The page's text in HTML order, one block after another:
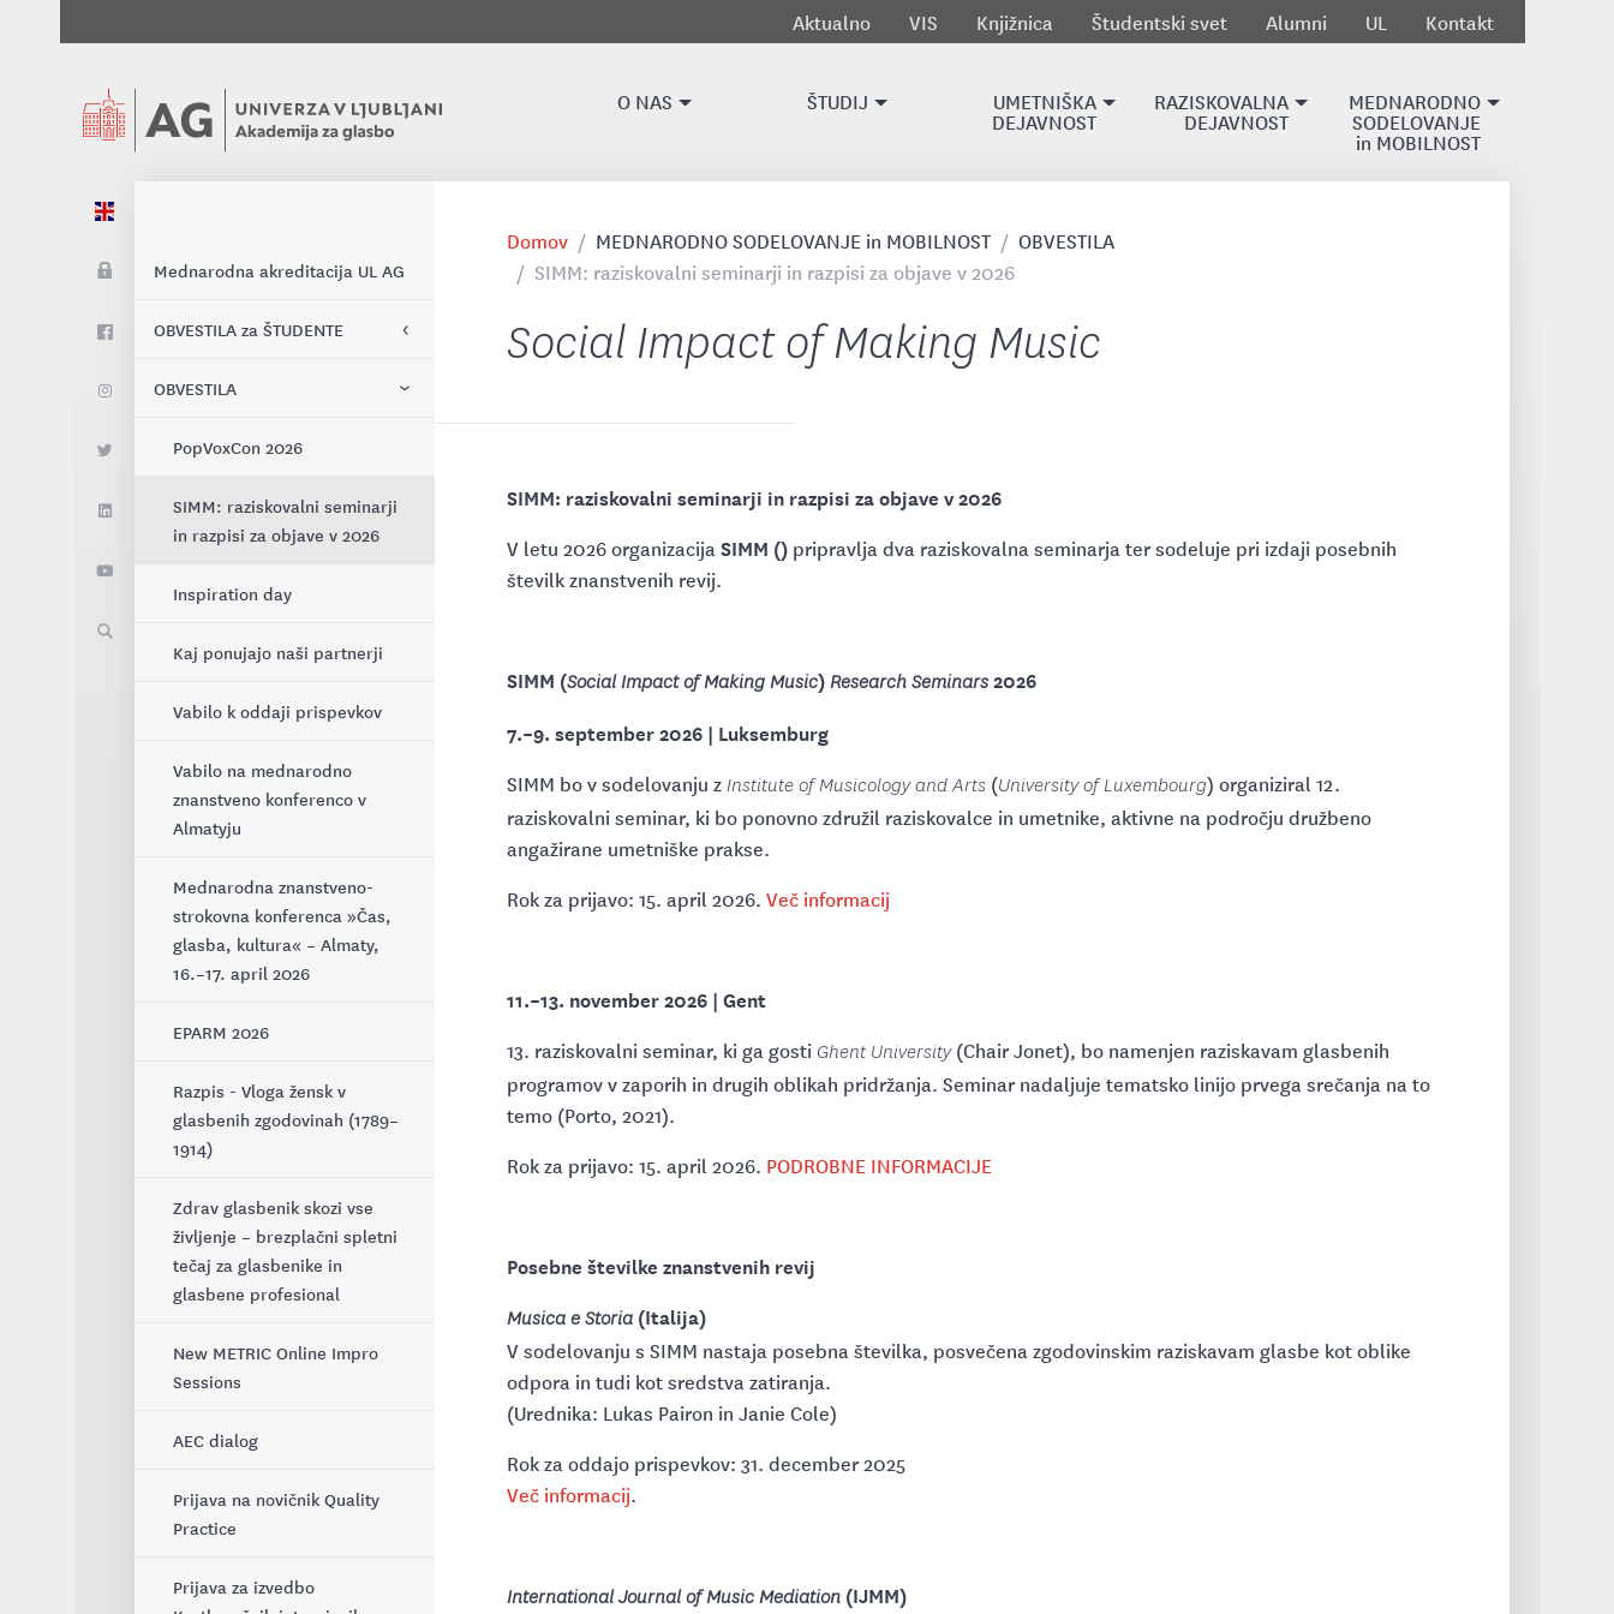
Aktualno VIS Knjižnica Študentski svet Alumni UL Kontakt
O NAS ŠTUDIJ UMETNIŠKA
DEJAVNOST
RAZISKOVALNA
DEJAVNOST
MEDNARODNO
SODELOVANJE
in MOBILNOST
Mednarodna akreditacija UL AG
OBVESTILA za ŠTUDENTE
Štipendija Josephine Valencic
Alpbach 2026
OBVESTILA
PopVoxCon 2026
SIMM: raziskovalni seminarji
in razpisi za objave v 2026
Inspiration day
Kaj ponujajo naši partnerji
Vabilo k oddaji prispevkov
Vabilo na mednarodno
znanstveno konferenco v
Almatyju
Mednarodna znanstveno-
strokovna konferenca »Čas,
glasba, kultura« – Almaty,
16.–17. april 2026
EPARM 2026
Razpis - Vloga žensk v
glasbenih zgodovinah (1789–
1914)
Zdrav glasbenik skozi vse
življenje – brezplačni spletni
tečaj za glasbenike in
glasbene profesional
New METRIC Online Impro
Sessions
AEC dialog
Prijava na novičnik Quality
Practice
Prijava za izvedbo
Domov MEDNARODNO SODELOVANJE in MOBILNOST
OBVESTILA
SIMM: raziskovalni seminarji in razpisi za objave v 2026
Social Impact of Making Music
SIMM: raziskovalni seminarji in razpisi za objave v 2026
V letu 2026 organizacijaSIMM () pripravlja dva raziskovalna seminarja ter sodeluje pri izdaji posebnih
številk znanstvenih revij.
SIMM (Social Impact of Making Music)Research Seminars2026
7.–9. september 2026 | Luksemburg
SIMM bo v sodelovanju zInstitute of Musicology and Arts (University of Luxembourg) organiziral 12.
raziskovalni seminar, ki bo ponovno združil raziskovalce in umetnike, aktivne na področju družbeno
angažirane umetniške prakse.
Rok za prijavo: 15. april 2026. Več informacij
11.–13. november 2026 | Gent
13. raziskovalni seminar, ki ga gosti Ghent University(Chair Jonet), bo namenjen raziskavam glasbenih
programov v zaporih in drugih oblikah pridržanja. Seminar nadaljuje tematsko linijo prvega srečanja na to
temo (Porto, 2021).
Rok za prijavo: 15. april 2026. PODROBNE INFORMACIJE
Posebne številke znanstvenih revij
Musica e Storia (Italija)
V sodelovanju s SIMM nastaja posebna številka, posvečena zgodovinskim raziskavam glasbe kot oblike
odpora in tudi kot sredstva zatiranja.
(Urednika: Lukas Pairon in Janie Cole)
Rok za oddajo prispevkov: 31. december 2025
Več informacij.
International Journal of Music Mediation (IJMM)